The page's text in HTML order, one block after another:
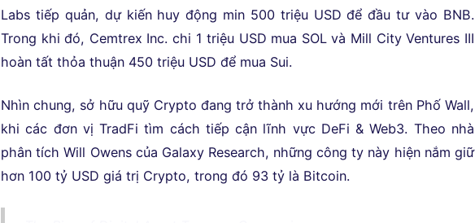
Labs tiếp quản, dự kiến huy động min 500 triệu USD để đầu tư vào BNB.
Trong khi đó, Cemtrex Inc. chi 1 triệu USD mua SOL và Mill City Ventures III
hoàn tất thỏa thuận 450 triệu USD để mua Sui.
Nhìn chung, sở hữu quỹ Crypto đang trở thành xu hướng mới trên Phố Wall,
khi các đơn vị TradFi tìm cách tiếp cận lĩnh vực DeFi & Web3. Theo nhà
phân tích Will Owens của Galaxy Research, những công ty này hiện nắm giữ
hơn 100 tỷ USD giá trị Crypto, trong đó 93 tỷ là Bitcoin.